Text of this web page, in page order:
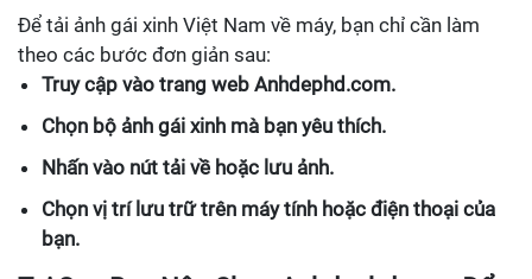
Để tải ảnh gái xinh Việt Nam về máy, bạn chỉ cần làm
theo các bước đơn giản sau:
Truy cập vào trang web Anhdephd.com.
Chọn bộ ảnh gái xinh mà bạn yêu thích.
Nhấn vào nút tải về hoặc lưu ảnh.
Chọn vị trí lưu trữ trên máy tính hoặc điện thoại của
bạn.